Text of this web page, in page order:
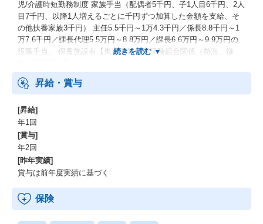
児/介護時短勤務制度 家族手当（配偶者5千円、子1人目6千円、2人
目7千円、以降1人増えるごとに千円ずつ加算した金額を支給、そ
の他扶養家族3千円） 主任5.5千円～1万4.3千円／係長8.8千円～1
万7.6千円／課長代理5.5万円～8.8万円／課長6.6万円～9.9万円の
役職手当、 保養施設有【東京実業健康保険組合関係（熱海、鎌
昇給・賞与
[昇給]
年1回
[賞与]
年2回
[昨年実績]
賞与は前年度実績に基づく
保険